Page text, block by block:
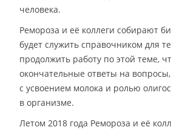
человека.
Ремороза и её коллеги собирают
будет служить справочником для
продолжить работу по этой теме,
окончательные ответы на
с усвоением молока и ролью
в организме.
Летом 2018 года Ремороза и её